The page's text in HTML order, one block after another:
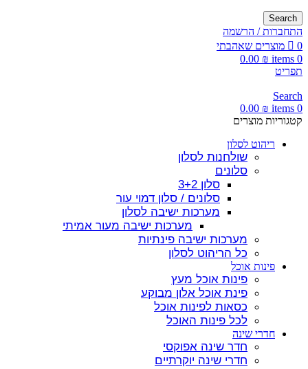
Search
התחברות / הרשמה
0
מוצרים שאהבתי
0
items
0.00 ₪
תפריט
Search
0
items
0.00 ₪
קטגוריות מוצרים
ריהוט לסלון
שולחנות לסלון
סלונים
סלון 3+2
סלונים / סלון דמוי עור
מערכות ישיבה לסלון
מערכות ישיבה מעור אמיתי
מערכות ישיבה פינתיות
כל הריהוט לסלון
פינות אוכל
פינות אוכל מעץ
פינת אוכל אלון מבוקע
כסאות לפינות אוכל
לכל פינות האוכל
חדרי שינה
חדר שינה אפוקסי
חדרי שינה יוקרתיים